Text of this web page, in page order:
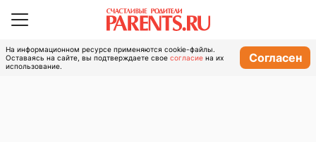
На информационном ресурсе применяются cookie-файлы.
Оставаясь на сайте, вы подтверждаете свое согласие на их
использование.
Согласен